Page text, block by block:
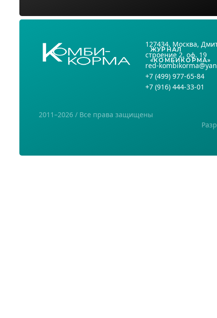
ЖУРНАЛ
«КОМБИКОРМА»
127434, Москва,
строение 2, оф. 19
red-
+7 (499) 977-65-84
+7 (916) 444-33-01
2011–2026 / Все права защищены